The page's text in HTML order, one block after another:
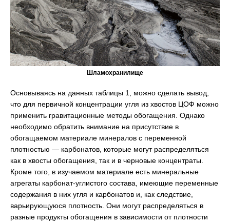
Шламохранилище
Основываясь на данных таблицы 1, можно сделать вывод,
что для первичной концентрации угля из хвостов ЦОФ можно
применить гравитационные методы обогащения. Однако
необходимо обратить внимание на присутствие в
обогащаемом материале минералов с переменной
плотностью — карбонатов, которые могут распределяться
как в хвосты обогащения, так и в черновые концентраты.
Кроме того, в изучаемом материале есть минеральные
агрегаты карбонат-углистого состава, имеющие переменные
содержания в них угля и карбонатов и, как следствие,
варьирующуюся плотность. Они могут распределяться в
разные продукты обогащения в зависимости от плотности